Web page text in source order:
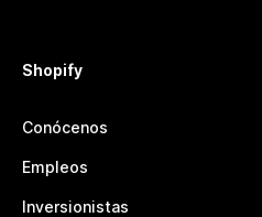
Shopify
Conócenos
Empleos
Inversionistas